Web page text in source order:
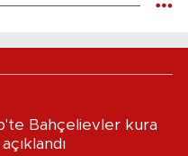
Bahçelievler kura